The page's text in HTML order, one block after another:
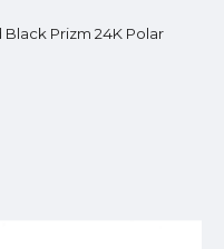
Black Prizm 24K Polar